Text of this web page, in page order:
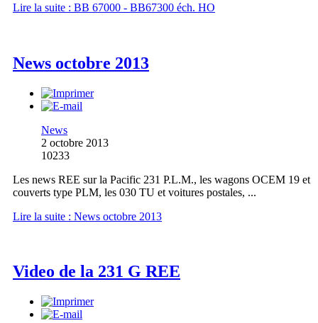
Lire la suite : BB 67000 - BB67300 éch. HO
News octobre 2013
News
2 octobre 2013
10233
Les news REE sur la Pacific 231 P.L.M., les wagons OCEM 19 et
couverts type PLM, les 030 TU et voitures postales, ...
Lire la suite : News octobre 2013
Video de la 231 G REE